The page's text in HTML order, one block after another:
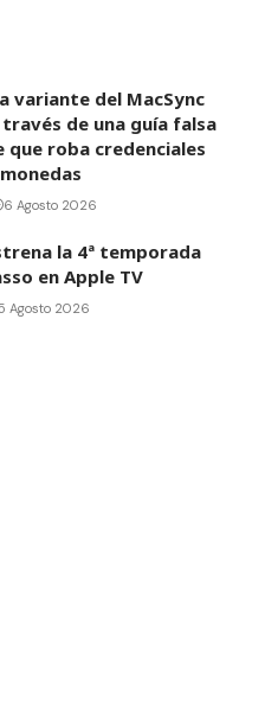
variante del MacSync
de una guía falsa
que roba credenciales
6 Agosto 2026
la 4ª temporada
en Apple TV
Agosto 2026